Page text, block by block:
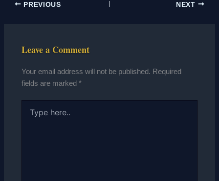
PREVIOUS NEXT
Leave a Comment
Your email address will not be published. Required
fields are marked*
here..